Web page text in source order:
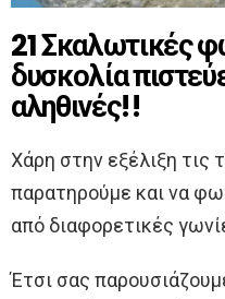
21 Σκαλωτικές
δυσκολία
αληθινές!!
Χάρη στην εξέλιξη τις
παρατηρούμε και να
από διαφορετικές
Έτσι σας